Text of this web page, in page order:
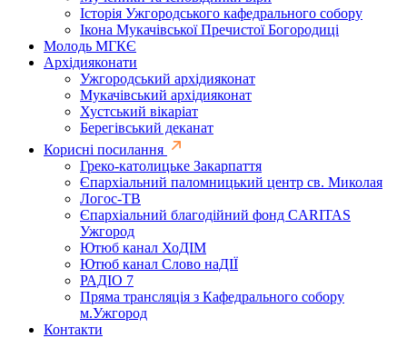
Історія Ужгородського кафедрального собору
Ікона Мукачівської Пречистої Богородиці
Молодь МГКЄ
Архідияконати
Ужгородський архідияконат
Мукачівський архідияконат
Хустський вікаріат
Берегівський деканат
Корисні посилання
Греко-католицьке Закарпаття
Єпархіальний паломницький центр св. Миколая
Логос-ТВ
Єпархіальний благодійний фонд CARITAS
Ужгород
Ютюб канал ХоДІМ
Ютюб канал Слово наДІЇ
РАДІО 7
Пряма трансляція з Кафедрального собору
м.Ужгород
Контакти